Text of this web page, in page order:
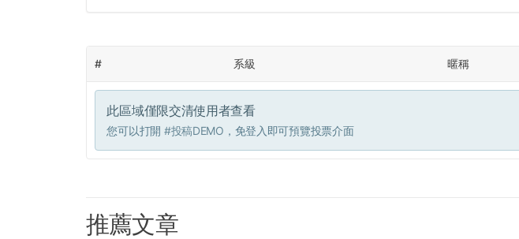
# 系級 暱稱
此區域僅限交清使用者查看
您可以打開 #投稿DEMO ，免登入即可預覽投票介面
推薦文章